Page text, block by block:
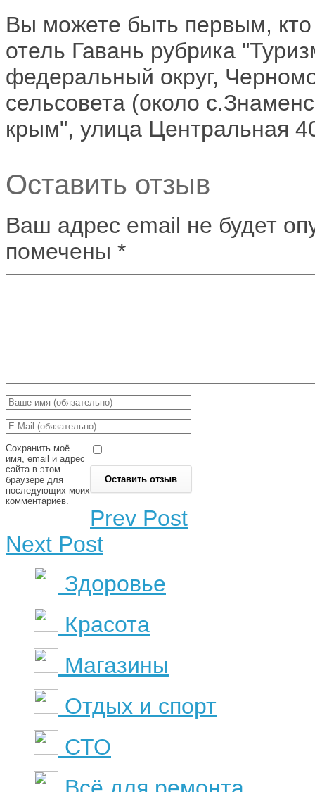
Вы можете быть первым,
отель Гавань рубрика
федеральный округ,
сельсовета (около
крым", улица Центральная
Оставить отзыв
Ваш адрес email не будет
помечены *
Сохранить моё
имя, email и адрес
сайта в этом
браузере для
последующих моих
комментариев.
Prev Post
Next Post
Здоровье
Красота
Магазины
Отдых и спорт
СТО